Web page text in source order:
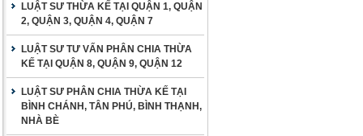
LUẬT SƯ THỪA KẾ TẠI QUẬN 1, QUẬN
2, QUẬN 3, QUẬN 4, QUẬN 7
LUẬT SƯ TƯ VẤN PHÂN CHIA THỪA
KẾ TẠI QUẬN 8, QUẬN 9, QUẬN 12
LUẬT SƯ PHÂN CHIA THỪA KẾ TẠI
BÌNH CHÁNH, TÂN PHÚ, BÌNH THẠNH,
NHÀ BÈ